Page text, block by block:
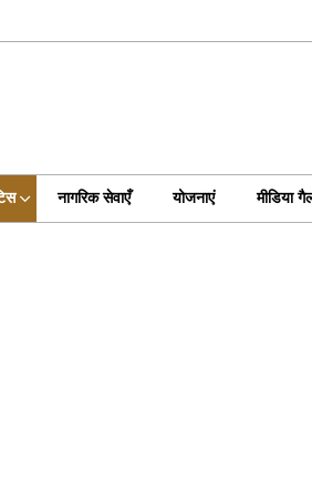
नागरिक सेवाएँ योजनाएं मीडिया